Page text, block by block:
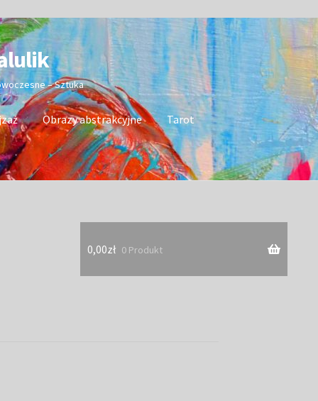
– Sztuka
Obrazy abstrakcyjne
Tarot
0,00zł 0 Produkt